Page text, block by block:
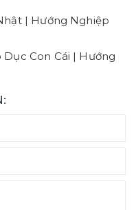
| Hướng Nghiệp
Dục Con Cái | Hướng